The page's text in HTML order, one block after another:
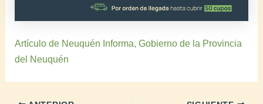
Artículo de Neuquén Informa, Gobierno de la Provincia
del Neuquén